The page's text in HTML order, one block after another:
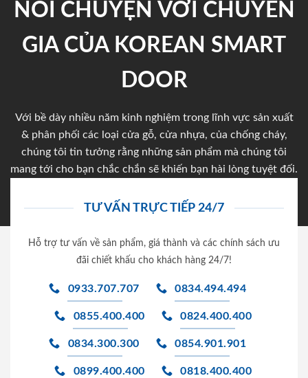
NÓI CHUYỆN VỚI CHUYÊN
GIA CỦA KOREAN SMART
DOOR
Với bề dày nhiều năm kinh nghiệm trong lĩnh vực sản xuất
& phân phối các loại cửa gỗ, cửa nhựa, của chống cháy,
chúng tôi tin tưởng rằng những sản phẩm mà chúng tôi
mang tới cho bạn chắc chắn sẽ khiến bạn hài lòng tuyệt đối.
TƯ VẤN TRỰC TIẾP 24/7
Hỗ trợ tư vấn về sản phẩm, giá thành và các chính sách ưu
đãi chiết khấu cho khách hàng 24/7!
0933.707.707 0834.494.494
0855.400.400 0824.400.400
0834.300.300 0854.901.901
0899.400.400 0818.400.400